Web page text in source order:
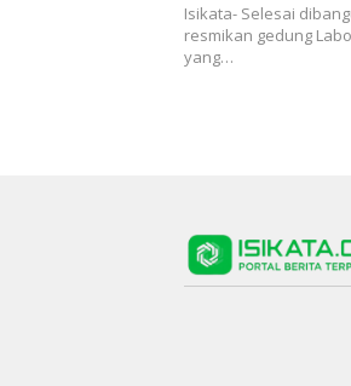
Isikata- Selesai
resmikan gedung
yang…